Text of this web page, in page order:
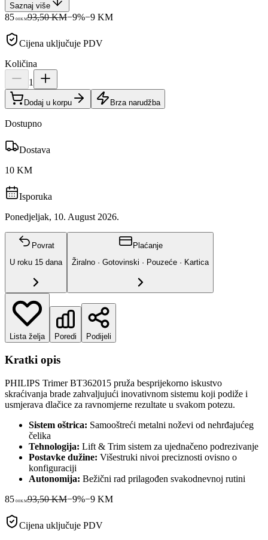
Saznaj više
85 00KM93,50 KM−9%−9KM
Cijena uključuje PDV
Količina
1
Dodaj u korpu Brza narudžba
Dostupno
Dostava
10 KM
Isporuka
Ponedjeljak, 10. August 2026.
Povrat
U roku 15 dana
Plaćanje
Žiralno · Gotovinski · Pouzeće · Kartica
Lista želja Poredi Podijeli
Kratki opis
PHILIPS Trimer BT362015 pruža besprijekorno iskustvo
skraćivanja brade zahvaljujući inovativnom sistemu koji podiže i
usmjerava dlačice za ravnomjerne rezultate u svakom potezu.
Sistem oštrica: Samooštreći metalni noževi od nehrđajućeg
čelika
Tehnologija: Lift & Trim sistem za ujednačeno podrezivanje
Postavke dužine: Višestruki nivoi preciznosti ovisno o
konfiguraciji
Autonomija: Bežični rad prilagođen svakodnevnoj rutini
85 00KM93,50 KM−9%−9KM
Cijena uključuje PDV